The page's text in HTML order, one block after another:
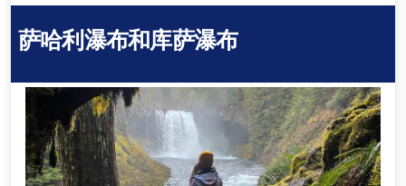
萨哈利瀑布和库萨瀑布